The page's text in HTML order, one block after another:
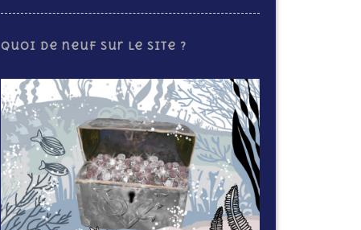
Quoi de neuf sur le site ?